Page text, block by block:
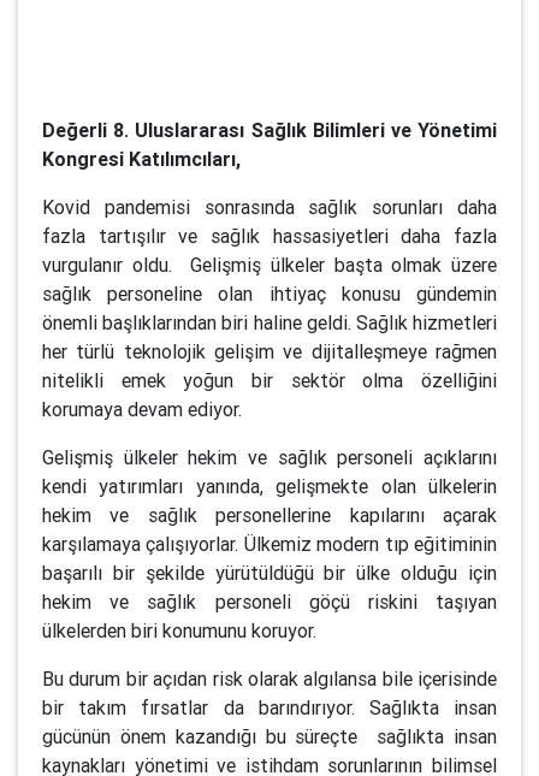
Değerli 8. Uluslararası Sağlık Bilimleri ve Yönetimi
Kongresi Katılımcıları,
Kovid pandemisi sonrasında sağlık sorunları daha
fazla tartışılır ve sağlık hassasiyetleri daha fazla
vurgulanır oldu. Gelişmiş ülkeler başta olmak üzere
sağlık personeline olan ihtiyaç konusu gündemin
önemli başlıklarından biri haline geldi. Sağlık hizmetleri
her türlü teknolojik gelişim ve dijitalleşmeye rağmen
nitelikli emek yoğun bir sektör olma özelliğini
korumaya devam ediyor.
Gelişmiş ülkeler hekim ve sağlık personeli açıklarını
kendi yatırımları yanında, gelişmekte olan ülkelerin
hekim ve sağlık personellerine kapılarını açarak
karşılamaya çalışıyorlar. Ülkemiz modern tıp eğitiminin
başarılı bir şekilde yürütüldüğü bir ülke olduğu için
hekim ve sağlık personeli göçü riskini taşıyan
ülkelerden biri konumunu koruyor.
Bu durum bir açıdan risk olarak algılansa bile içerisinde
bir takım fırsatlar da barındırıyor. Sağlıkta insan
gücünün önem kazandığı bu süreçte sağlıkta insan
kaynakları yönetimi ve istihdam sorunlarının bilimsel